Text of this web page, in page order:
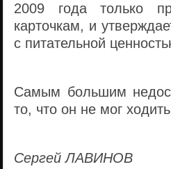
2009 года только
карточкам, и
с питательной
Самым большим
то, что он не мог
Сергей ЛАВИНОВ